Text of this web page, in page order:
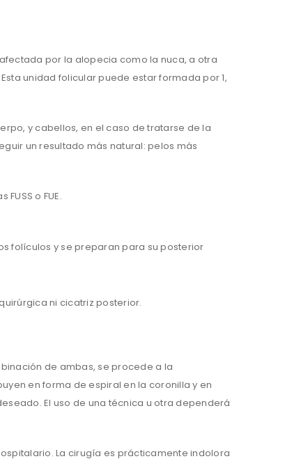
por la alopecia como la nuca, a otra
unidad folicular puede estar formada por 1,
y cabellos, en el caso de tratarse de la
un resultado más natural: pelos más
o FUE.
folículos y se preparan para su posterior
ni cicatriz posterior.
de ambas, se procede a la
en forma de espiral en la coronilla y en
El uso de una técnica u otra dependerá
La cirugía es prácticamente indolora